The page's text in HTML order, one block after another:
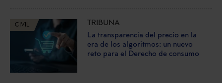
CIVIL
TRIBUNA
La transparencia del precio en la
era de los algoritmos: un nuevo
reto para el Derecho de consumo